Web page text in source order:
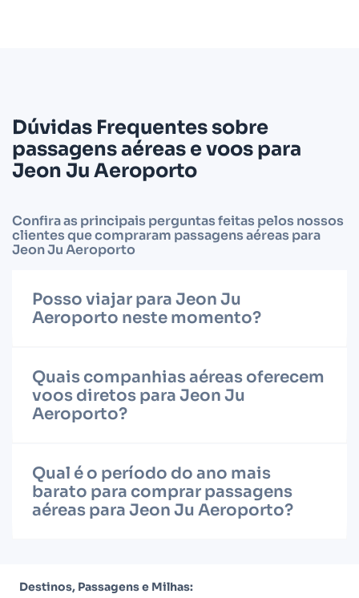
Dúvidas Frequentes sobre
passagens aéreas e voos para
Jeon Ju Aeroporto
Confira as principais perguntas feitas pelos nossos
clientes que compraram passagens aéreas para
Jeon Ju Aeroporto
Posso viajar para Jeon Ju
Aeroporto neste momento?
Quais companhias aéreas oferecem
voos diretos para Jeon Ju
Aeroporto?
Qual é o período do ano mais
barato para comprar passagens
aéreas para Jeon Ju Aeroporto?
Destinos, Passagens e Milhas: